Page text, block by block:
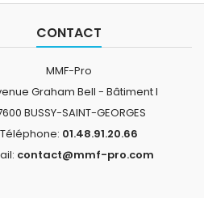
CONTACT
MMF-Pro
Graham Bell - Bâtiment I
BUSSY-SAINT-GEORGES
Téléphone: 01.48.91.20.66
contact@mmf-pro.com